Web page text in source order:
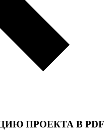
ПРОЕКТА В PDF